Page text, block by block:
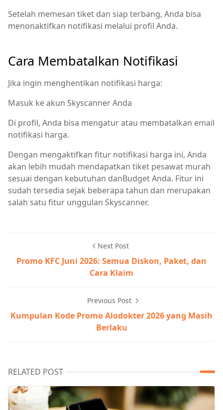
Setelah memesan tiket dan siap terbang, Anda bisa
menonaktifkan notifikasi melalui profil Anda.
Cara Membatalkan Notifikasi
Jika ingin menghentikan notifikasi harga:
Masuk ke akun Skyscanner Anda
Di profil, Anda bisa mengatur atau membatalkan email
notifikasi harga.
Dengan mengaktifkan fitur notifikasi harga ini, Anda
akan lebih mudah mendapatkan tiket pesawat murah
sesuai dengan kebutuhan danBudget Anda. Fitur ini
sudah tersedia sejak beberapa tahun dan merupakan
salah satu fitur unggulan Skyscanner.
Next Post
Promo KFC Juni 2026: Semua Diskon, Paket, dan
Cara Klaim
Previous Post
Kumpulan Kode Promo Alodokter 2026 yang Masih
Berlaku
RELATED POST